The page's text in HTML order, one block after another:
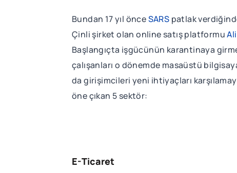
Bundan 17 yıl önceSARS patlak
Çinli şirket olan online satış platformu
Başlangıçta işgücünün karantinaya
çalışanları o dönemde masaüstü
da girişimcileri yeni ihtiyaçları
öne çıkan 5 sektör:
E-Ticaret